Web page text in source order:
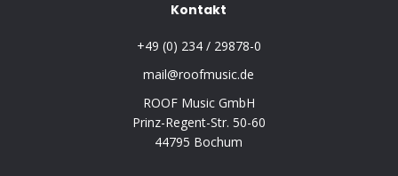
Kontakt
+49 (0) 234 / 29878-0
mail@roofmusic.de
ROOF Music GmbH
Prinz-Regent-Str. 50-60
44795 Bochum